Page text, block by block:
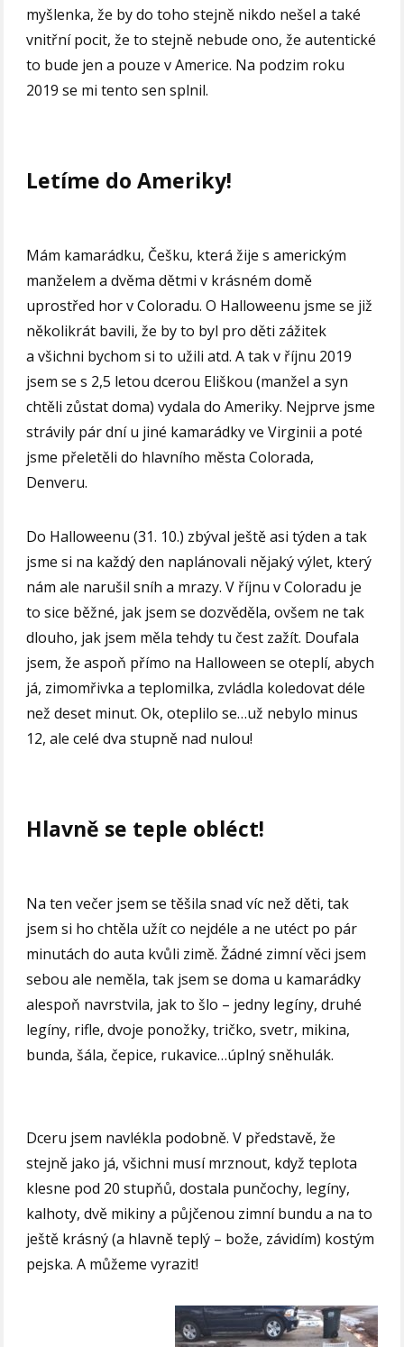
myšlenka, že by do toho stejně nikdo nešel a také
vnitřní pocit, že to stejně nebude ono, že autentické
to bude jen a pouze v Americe. Na podzim roku
2019 se mi tento sen splnil.
Letíme do Ameriky!
Mám kamarádku, Češku, která žije s americkým
manželem a dvěma dětmi v krásném domě
uprostřed hor v Coloradu. O Halloweenu jsme se již
několikrát bavili, že by to byl pro děti zážitek
a všichni bychom si to užili atd. A tak v říjnu 2019
jsem se s 2,5 letou dcerou Eliškou (manžel a syn
chtěli zůstat doma) vydala do Ameriky. Nejprve jsme
strávily pár dní u jiné kamarádky ve Virginii a poté
jsme přeletěli do hlavního města Colorada,
Denveru.
Do Halloweenu (31. 10.) zbýval ještě asi týden a tak
jsme si na každý den naplánovali nějaký výlet, který
nám ale narušil sníh a mrazy. V říjnu v Coloradu je
to sice běžné, jak jsem se dozvěděla, ovšem ne tak
dlouho, jak jsem měla tehdy tu čest zažít. Doufala
jsem, že aspoň přímo na Halloween se oteplí, abych
já, zimomřivka a teplomilka, zvládla koledovat déle
než deset minut. Ok, oteplilo se…už nebylo minus
12, ale celé dva stupně nad nulou!
Hlavně se teple obléct!
Na ten večer jsem se těšila snad víc než děti, tak
jsem si ho chtěla užít co nejdéle a ne utéct po pár
minutách do auta kvůli zimě. Žádné zimní věci jsem
sebou ale neměla, tak jsem se doma u kamarádky
alespoň navrstvila, jak to šlo – jedny legíny, druhé
legíny, rifle, dvoje ponožky, tričko, svetr, mikina,
bunda, šála, čepice, rukavice…úplný sněhulák.
Dceru jsem navlékla podobně. V představě, že
stejně jako já, všichni musí mrznout, když teplota
klesne pod 20 stupňů, dostala punčochy, legíny,
kalhoty, dvě mikiny a půjčenou zimní bundu a na to
ještě krásný (a hlavně teplý – bože, závidím) kostým
pejska. A můžeme vyrazit!